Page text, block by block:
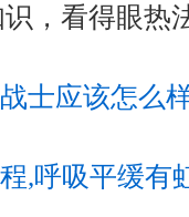
，看得眼热
士应该怎么
,呼吸平缓有